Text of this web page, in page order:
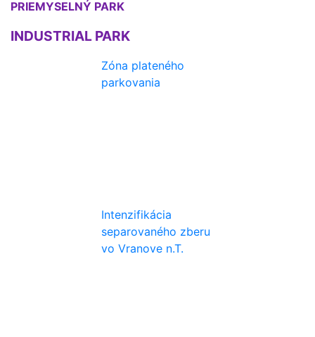
PRIEMYSELNÝ PARK
INDUSTRIAL PARK
Zóna plateného
parkovania
Intenzifikácia
separovaného zberu
vo Vranove n.T.